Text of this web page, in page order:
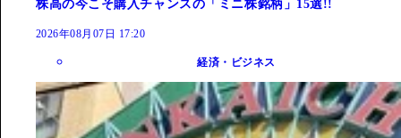
株高の今こそ購入チャンスの「ミニ株銘柄」15選!!
2026年08月07日 17:20
経済・ビジネス